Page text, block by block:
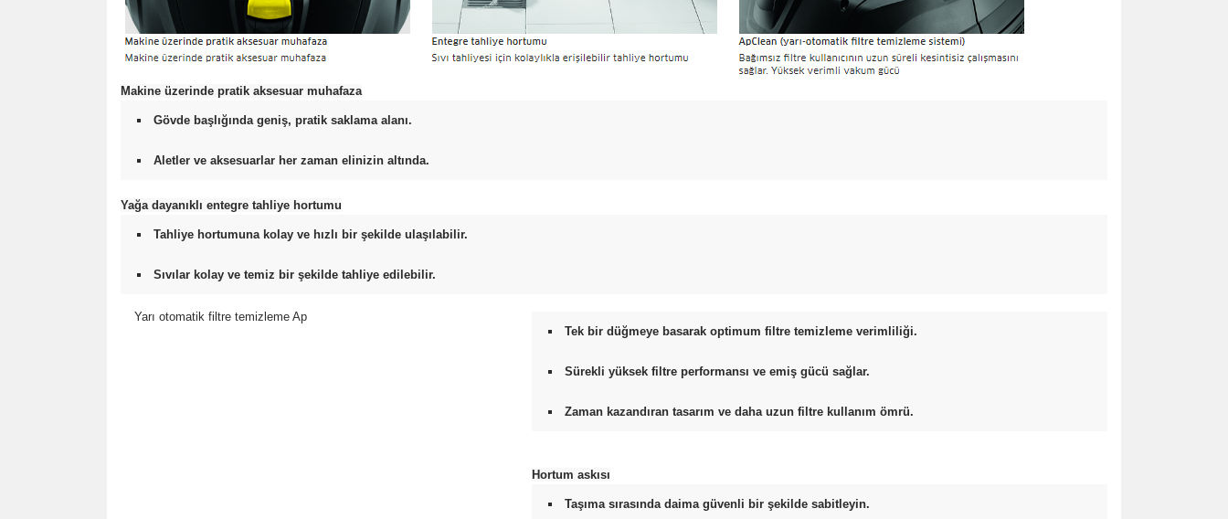
Makine üzerinde pratik aksesuar muhafaza
Gövde başlığında geniş, pratik saklama alanı.
Aletler ve aksesuarlar her zaman elinizin altında.
Yağa dayanıklı entegre tahliye hortumu
Tahliye hortumuna kolay ve hızlı bir şekilde ulaşılabilir.
Sıvılar kolay ve temiz bir şekilde tahliye edilebilir.
Yarı otomatik filtre temizleme Ap
Tek bir düğmeye basarak optimum filtre temizleme verimliliği.
Sürekli yüksek filtre performansı ve emiş gücü sağlar.
Zaman kazandıran tasarım ve daha uzun filtre kullanım ömrü.
Hortum askısı
Taşıma sırasında daima güvenli bir şekilde sabitleyin.